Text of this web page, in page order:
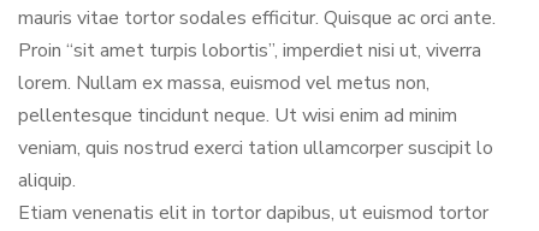
mauris vitae tortor sodales efficitur. Quisque ac orci ante.
Proin “sit amet turpis lobortis”, imperdiet nisi ut, viverra
lorem. Nullam ex massa, euismod vel metus non,
pellentesque tincidunt neque. Ut wisi enim ad minim
veniam, quis nostrud exerci tation ullamcorper suscipit lo
aliquip.
Etiam venenatis elit in tortor dapibus, ut euismod tortor